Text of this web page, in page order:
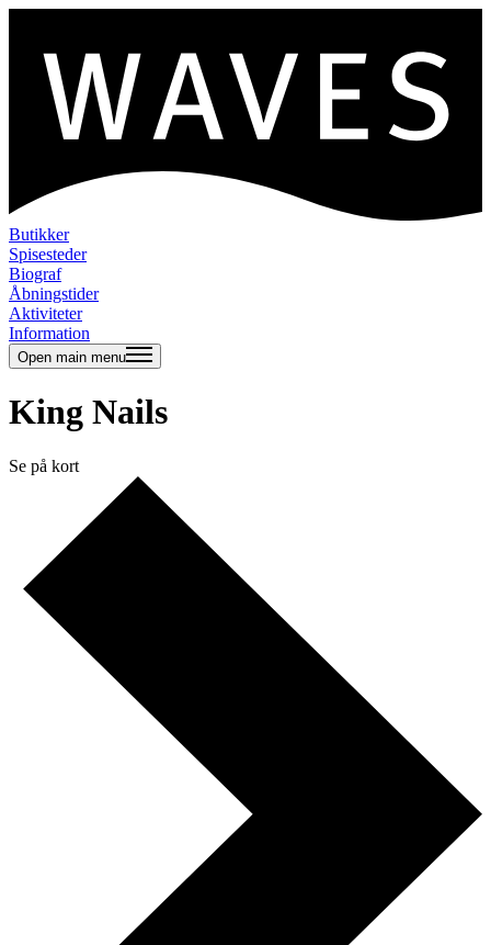
Butikker
Spisesteder
Biograf
Åbningstider
Aktiviteter
Information
Open main menu
King Nails
Se på kort